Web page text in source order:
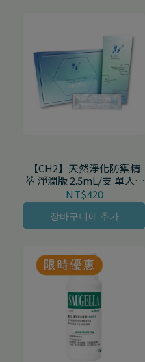
【CH2】天然淨化防禦精
萃 淨潤版 2.5mL/支 單入/5
入/盒
NT$420
장바구니에 추가